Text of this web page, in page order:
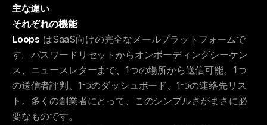
主な違い
それぞれの機能
Loops はSaaS向けの完全なメールプラットフォームで
す。パスワードリセットからオンボーディングシーケン
ス、ニュースレターまで、1つの場所から送信可能。1つ
の送信者評判、1つのダッシュボード、1つの連絡先リス
ト。多くの創業者にとって、このシンプルさがまさに必
要なものです。